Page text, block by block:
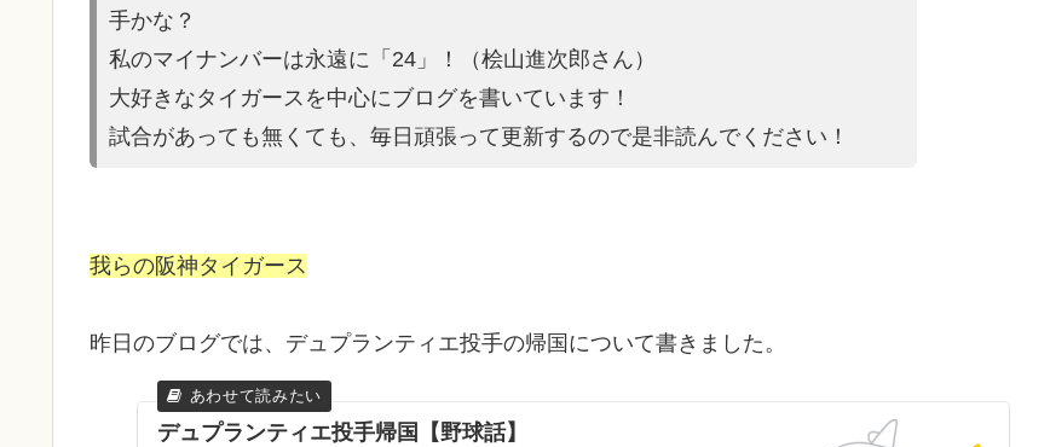
手かな？
私のマイナンバーは永遠に「24」！（桧山進次郎さん）
大好きなタイガースを中心にブログを書いています！
試合があって も無くても、毎日頑張って更新するので是非読んでください！
我らの阪神タイガース
昨日のブログでは、デュプランティエ投手の帰国について書きました。
デュプランティエ投手帰国【野球話】